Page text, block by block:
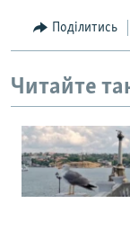
Поділитись
Читайте